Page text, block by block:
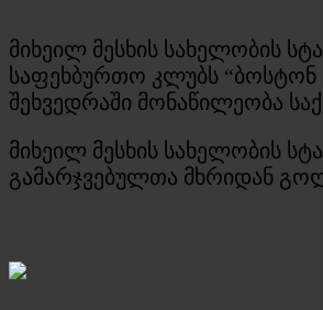
მიხეილ მესხის სახელობის
საფეხბურთო კლუბს “ბოსტონ
შეხვედრაში მონაწილეობა
მიხეილ მესხის სახელობის
გამარჯვებულთა მხრიდან